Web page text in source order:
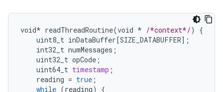
void* readThreadRoutine(void * /*context*/)
{
uint8_t inDataBuffer [SIZE_DATABUFFER] ;
int32_t numMessages ;
uint32_t opCode ;
uint64_t timestamp ;
reading = true ;
while (reading)
{